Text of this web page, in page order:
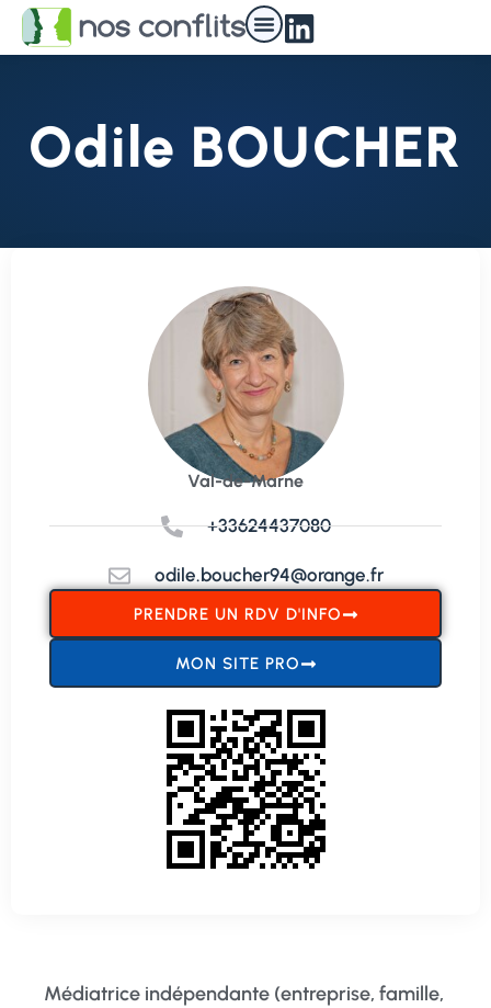
Odile BOUCHER
Val-de-Marne
+33624437080
odile.boucher94@orange.fr
PRENDRE UN RDV D'INFO
MON SITE PRO
Médiatrice indépendante (entreprise, famille,